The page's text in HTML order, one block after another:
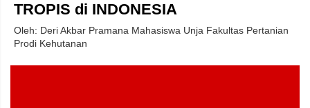
TROPIS di INDONESIA
Oleh: Deri Akbar Pramana Mahasiswa Unja Fakultas Pertanian
Prodi Kehutanan